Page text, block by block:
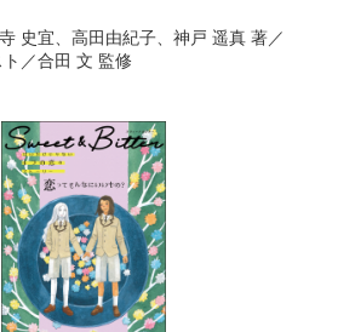
史宜 高田由紀子、 神戸 遥真著／
／合田 文 監修